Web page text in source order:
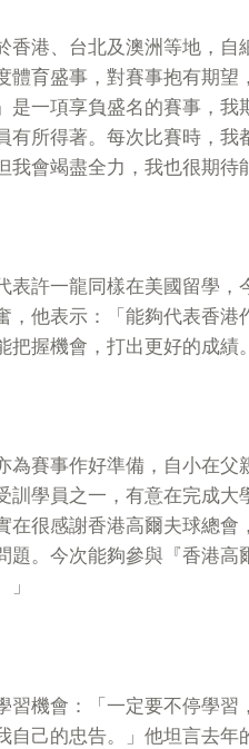
香港、台北及澳洲等地，
體育盛事，對賽事抱有期
是一項享負盛名的賽事，
有所得著。每次比賽時，
會竭盡全力，我也很期待
表許一龍同樣在美國留學
，他表示：「能夠代表香
握機會，打出更好的成績
為賽事作好準備，自小在
訓學員之一，有意在完成
在很感謝香港高爾夫球總
題。今次能夠參與『香港
習機會：「一定要不停學
自己的忠告。」他坦言去